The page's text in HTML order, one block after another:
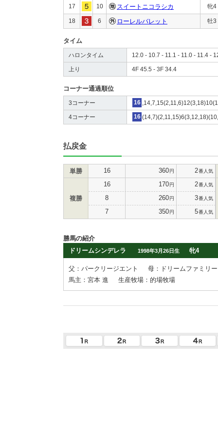
17 10 スイートニコラシカ 牝4
18 6 ローレルバレット 牡3
タイム
ハロンタイム 12.0 - 10.7 - 11.1 - 11.0 - 11.4 -
上り 4F 45.5 - 3F 34.4
コーナー通過順位
3コーナー 16
4コーナー 16
払戻金
単勝 16 360円 2番人気
複勝
16 170円 2番人気
8 260円 3番人気
7 350円 5番人気
勝馬の紹介
ドリームシンデレラ
1998年3月26日生 牝4
父：パークリージエント
母：ドリームファミリー
馬主：宮本 進
生産牧場：的場牧場